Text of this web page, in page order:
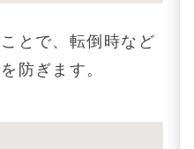
とで、転倒時など
防ぎます。